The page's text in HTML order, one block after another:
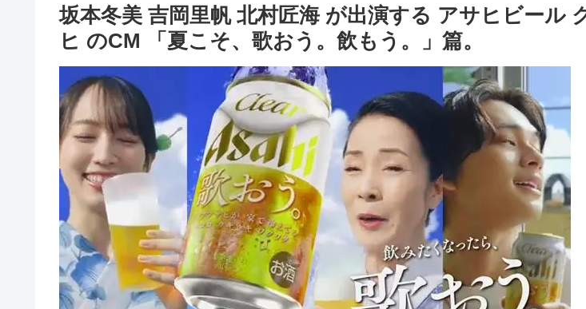
坂本冬美 吉岡里帆 北村匠海 が出演する アサヒビール
ヒ のCM 「夏こそ、歌おう。飲もう。」篇。